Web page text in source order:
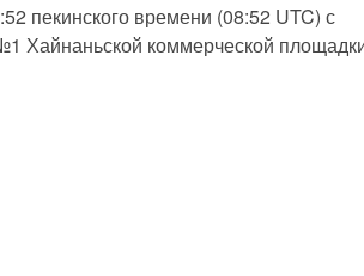
пекинского времени (08:52 UTC) с
Хайнаньской коммерческой